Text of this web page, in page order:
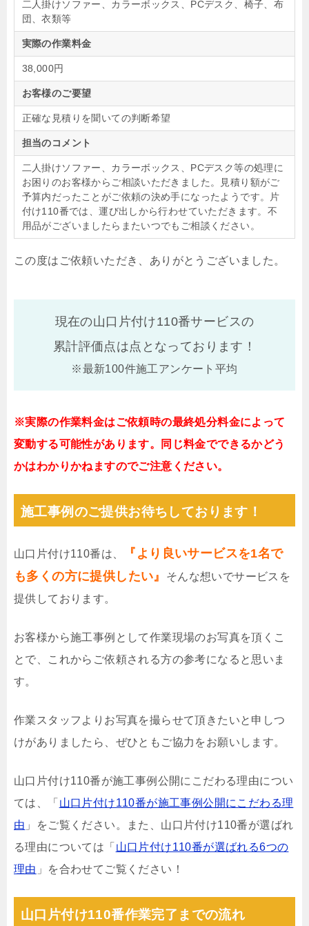
二人掛けソファー、カラーボックス、PCデスク、椅子、布
団、衣類等
実際の作業料金
38,000円
お客様のご要望
正確な見積りを聞いての判断希望
担当のコメント
二人掛けソファー、カラーボックス、PCデスク等の処理に
お困りのお客様からご相談いただきました。見積り額がご
予算内だったことがご依頼の決め手になったようです。片
付け110番では、運び出しから行わせていただきます。不
用品がございましたらまたいつでもご相談ください。
この度はご依頼いただき、ありがとうございました。
現在の山口片付け110番サービスの
累計評価点は点となっております！
※最新100件施工アンケート平均
※実際の作業料金はご依頼時の最終処分料金によって
変動する可能性があります。同じ料金でできるかどう
かはわかりかねますのでご注意ください。
施工事例のご提供お待ちしております！
山口片付け110番は、
『より良いサービスを1名で
も多くの方に提供したい』
そんな想いでサービスを
提供しております。
お客様から施工事例として作業現場のお写真を頂くこ
とで、これからご依頼される方の参考になると思いま
す。
作業スタッフよりお写真を撮らせて頂きたいと申しつ
けがありましたら、ぜひともご協力をお願いします。
山口片付け110番が施工事例公開にこだわる理由につい
ては、「 山口片付け110番が施工事例公開にこだわる理
由 」をご覧ください。また、山口片付け110番が選ばれ
る理由については「 山口片付け110番が選ばれる6つの
理由 」を合わせてご覧ください！
山口片付け110番作業完了までの流れ